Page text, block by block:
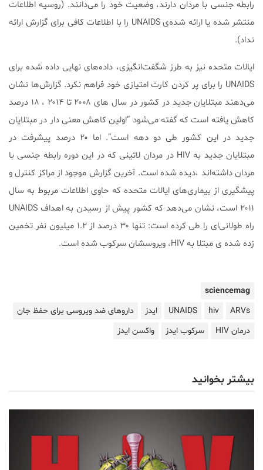
رابطه جنسی با مردان دارند، وضعیت خود را می‌دانند. (روسیه اطلاعات
منتشر شده یا ارائه شده‌ی UNAIDS را با اطلاعات کافی برای گزارش ارائه
نداد).
ایالات متحده نیز به طرز شگفت‌انگیزی، داده‌های نهایی داده شده برای
UNAIDS را برای پر کردن کارت امتیازی خود فراهم نکرد. گزارش‌ها نشان
می‌دهند مبتلایان جدید در کشور در سال های ۲۰۰۸ تا ۲۰۱۴ ، ۱۸ درصد
کاهش یافته است که گفته می‌شود “اولین کاهش معنی دار در مبتلایان
جدید در این کشور طی دو دهه است”. اما ۲۰ درصد پیشرفت در
مبتلایان جدید به HIV در مردان لاتینی که در این دوره رابطه جنسی با
مردان داشته‌اند ،دیده شده است. آخرین گزارش موجود از مراکز کنترل و
پیشگیری از بیماری‌های ایالات متحده که حاوی اطلاعات مربوط به سال
۲۰۱۱ است، نشان می‌دهد که کشور پیش از رسیدن به اهداف UNAIDS
راه طولانی‌ای را طی کرده است: تنها ۳۰ درصد از ۱.۲ میلیون نفر تخمین
زده شده ی مبتلا به HIV، ویروسشان سرکوب شده است.
sciencemag
ARVs
hiv
UNAIDS ایدز
داروهای ضد ویروسی برای حفظ جان
درمان HIV
سرکوب ایدز واکسن ایدز
بیشتر بخوانید